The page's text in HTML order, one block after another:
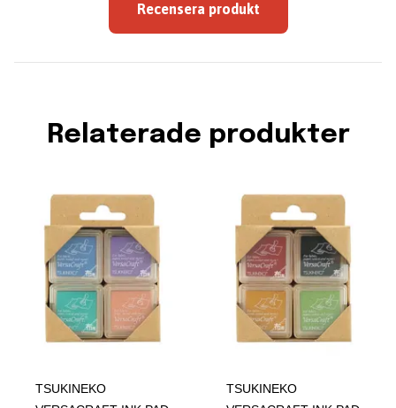
Recensera produkt
Relaterade produkter
TSUKINEKO
TSUKINEKO